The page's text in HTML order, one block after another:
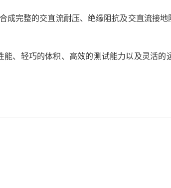
成完整的交直流耐压、绝缘阻抗及交直流接
、轻巧的体积、高效的测试能力以及灵活